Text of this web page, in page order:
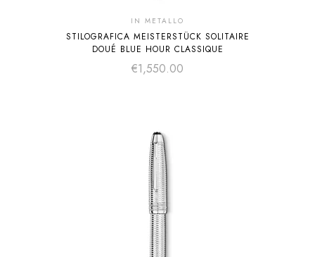
IN METALLO
STILOGRAFICA MEISTERSTÜCK SOLITAIRE
DOUÉ BLUE HOUR CLASSIQUE
€1,550.00